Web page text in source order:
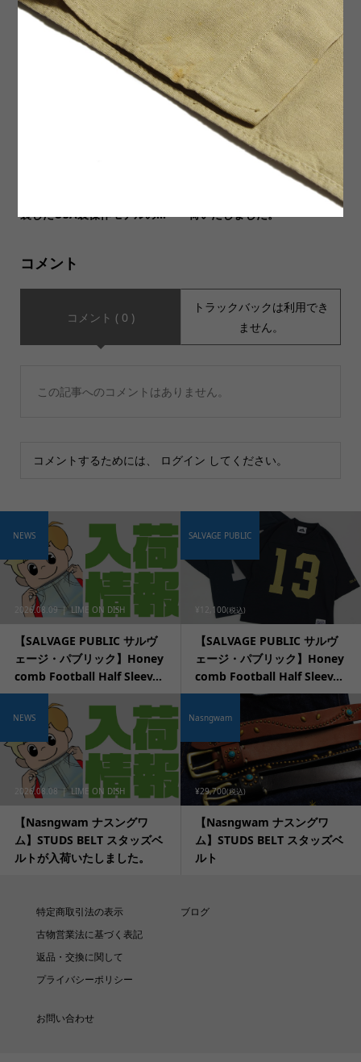
【SALVAGE PUBLIC サルヴ
ェージ・パブリック】 Kalo K
ids Cotton Blanket カロ ...
【Soglia(ソリア)】Iguana V
est イグアナベストが入荷い
たしました。
襲したUSA製傑作モデルの...
【WALLA WALLA SPORT ワ
ラワラスポーツ】4種類が入
荷いたしました。
コメント
コメント ( 0 )
トラックバックは利用でき
ません。
この記事へのコメントはありません。
コメントするためには、 ログイン してください。
2026.08.09 LIME ON DISH
【SALVAGE PUBLIC サルヴ
ェージ・パブリック】Honey
comb Football Half Sleev...
NEWS
¥12,100(税込)
【SALVAGE PUBLIC サルヴ
ェージ・パブリック】Honey
comb Football Half Sleev...
SALVAGE PUBLIC
2026.08.08 LIME ON DISH
【Nasngwam ナスングワ
ム】STUDS BELT スタッズベ
ルトが入荷いたしました。
NEWS
¥29,700(税込)
【Nasngwam ナスングワ
ム】STUDS BELT スタッズベ
ルト
Nasngwam
特定商取引法の表示
古物営業法に基づく表記
返品・交換に関して
プライバシーポリシー
ブログ
お問い合わせ